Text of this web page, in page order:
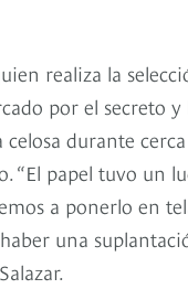
realiza la
por el secreto
durante
“El papel tuvo un
a ponerlo en
una